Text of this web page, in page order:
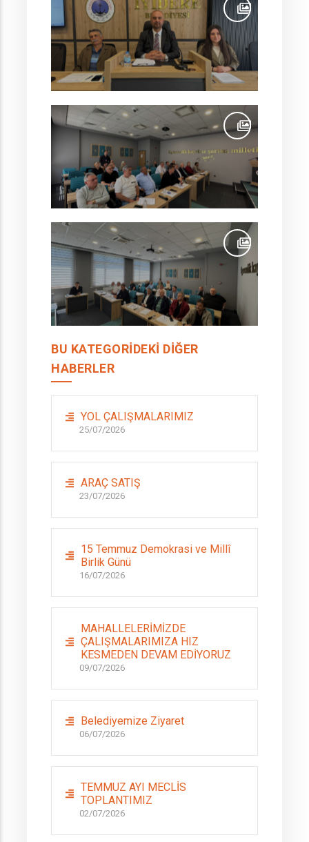
BU KATEGORIDEKI DIĞER
HABERLER
YOL ÇALIŞMALARIMIZ
25/07/2026
ARAÇ SATIŞ
23/07/2026
15 Temmuz Demokrasi ve Millî
Birlik Günü
16/07/2026
MAHALLELERİMİZDE
ÇALIŞMALARIMIZA HIZ
KESMEDEN DEVAM EDİYORUZ
09/07/2026
Belediyemize Ziyaret
06/07/2026
TEMMUZ AYI MECLİS
TOPLANTIMIZ
02/07/2026